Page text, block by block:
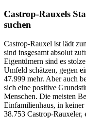
Castrop-Rauxels
suchen
Castrop-Rauxel ist lädt
sind insgesamt absolut
Eigentümern sind es
Umfeld schätzen, gegen
47.999 mehr. Aber auch
sich eine positive
Menschen. Die meisten
Einfamilienhaus, in
38.753 Castrop-